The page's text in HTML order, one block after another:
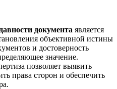
документа является
объективной истины
и достоверность
значение.
позволяет выявить
права сторон и обеспечить